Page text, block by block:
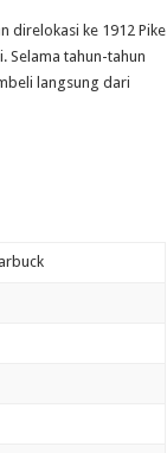
direlokasi ke 1912 Pike
Selama tahun-tahun
langsung dari